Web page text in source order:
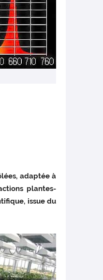
adaptée à
plantes-
issue du